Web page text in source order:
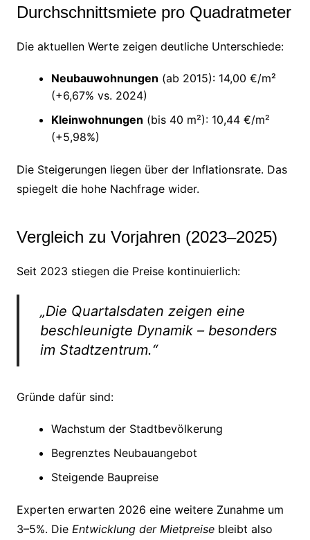
Durchschnittsmiete pro Quadratmeter
Die aktuellen Werte zeigen deutliche Unterschiede:
Neubauwohnungen (ab 2015): 14,00 €/m²
(+6,67% vs. 2024)
Kleinwohnungen (bis 40 m²): 10,44 €/m²
(+5,98%)
Die Steigerungen liegen über der Inflationsrate. Das
spiegelt die hohe Nachfrage wider.
Vergleich zu Vorjahren (2023–2025)
Seit 2023 stiegen die Preise kontinuierlich:
„Die Quartalsdaten zeigen eine
beschleunigte Dynamik – besonders
im Stadtzentrum.“
Gründe dafür sind:
Wachstum der Stadtbevölkerung
Begrenztes Neubauangebot
Steigende Baupreise
Experten erwarten 2026 eine weitere Zunahme um
3–5%. Die Entwicklung der Mietpreisebleibt also